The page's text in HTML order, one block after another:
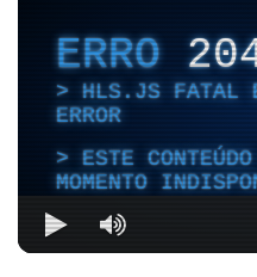
ERRO
HLS.JS FATAL
ERROR
ESTE
MOMENTO